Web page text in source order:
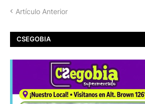
Artículo Anterior
CSEGOBIA